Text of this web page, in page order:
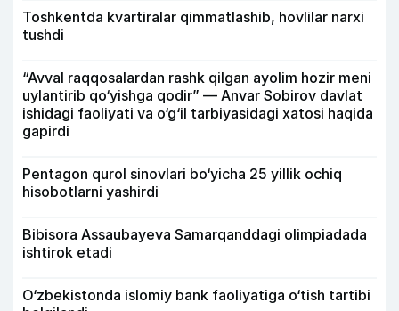
Toshkentda kvartiralar qimmatlashib, hovlilar narxi
tushdi
“Avval raqqosalardan rashk qilgan ayolim hozir meni
uylantirib qo‘yishga qodir” — Anvar Sobirov davlat
ishidagi faoliyati va o‘g‘il tarbiyasidagi xatosi haqida
gapirdi
Pentagon qurol sinovlari bo‘yicha 25 yillik ochiq
hisobotlarni yashirdi
Bibisora Assaubayeva Samarqanddagi olimpiadada
ishtirok etadi
O‘zbekistonda islomiy bank faoliyatiga o‘tish tartibi